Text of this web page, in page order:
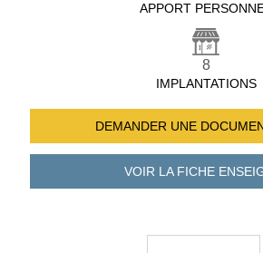
APPORT
8
IMPLANTATIONS
DEMANDER UNE
VOIR LA FICHE